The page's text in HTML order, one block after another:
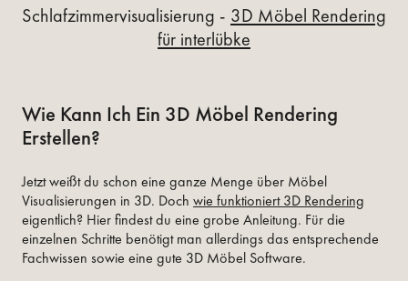
Schlafzimmervisualisierung - 3D Möbel Rendering
für interlübke
Wie Kann Ich Ein 3D Möbel Rendering
Erstellen?
Jetzt weißt du schon eine ganze Menge über Möbel
Visualisierungen in 3D. Doch wie funktioniert 3D Rendering
eigentlich? Hier findest du eine grobe Anleitung. Für die
einzelnen Schritte benötigt man allerdings das entsprechende
Fachwissen sowie eine gute 3D Möbel Software.